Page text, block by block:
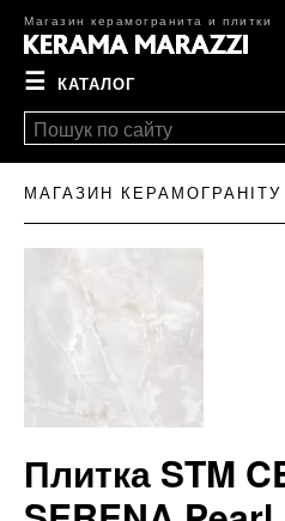
Магазин керамогранита и плитки
☰ КАТАЛОГ
МАГАЗИН КЕРАМОГРАНІТУ
Плитка STM